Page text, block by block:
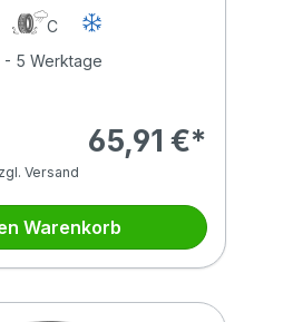
C
- 5 Werktage
65,91 €*
Versand
Warenkorb